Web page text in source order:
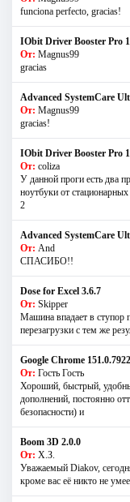
funciona perfecto, gracias!
IObit Driver Booster Pro
От: Magnus99
gracias
Advanced SystemCare
От: Magnus99
gracias!
IObit Driver Booster Pro
От: coliza
У данной проги есть два
ноутбуки от
2
Advanced SystemCare
От: And
СПАСИБО!!
Dose for Excel 3.6.7
От: Skipper
Машина впадает в ступор
перезагрузки с тем же
Google Chrome
От: Гость Гость
Хороший, быстрый,
дополнений, постоянно
безопасности) и
Boom 3D 2.0.0
От: Х.З.
Уважаемый Diakov,
кроме вас её никто не